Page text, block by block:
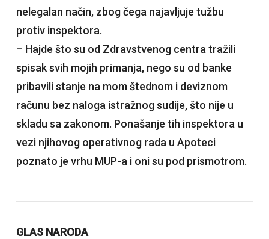
nelegalan način, zbog čega najavljuje tužbu
protiv inspektora.
– Hajde što su od Zdravstvenog centra tražili
spisak svih mojih primanja, nego su od banke
pribavili stanje na mom štednom i deviznom
računu bez naloga istražnog sudije, što nije u
skladu sa zakonom. Ponašanje tih inspektora u
vezi njihovog operativnog rada u Apoteci
poznato je vrhu MUP-a i oni su pod prismotrom.
GLAS NARODA